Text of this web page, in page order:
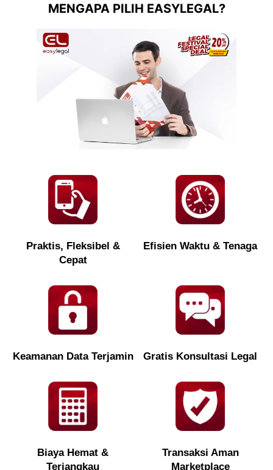
MENGAPA PILIH EASYLEGAL?
Praktis, Fleksibel &
Cepat
Efisien Waktu & Tenaga
Keamanan Data Terjamin Gratis Konsultasi Legal
Biaya Hemat &
Terjangkau
Transaksi Aman
Marketplace